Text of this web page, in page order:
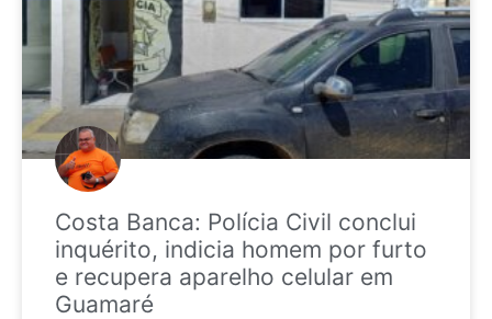
Costa Banca: Polícia Civil conclui
inquérito, indicia homem por furto
e recupera aparelho celular em
Guamaré